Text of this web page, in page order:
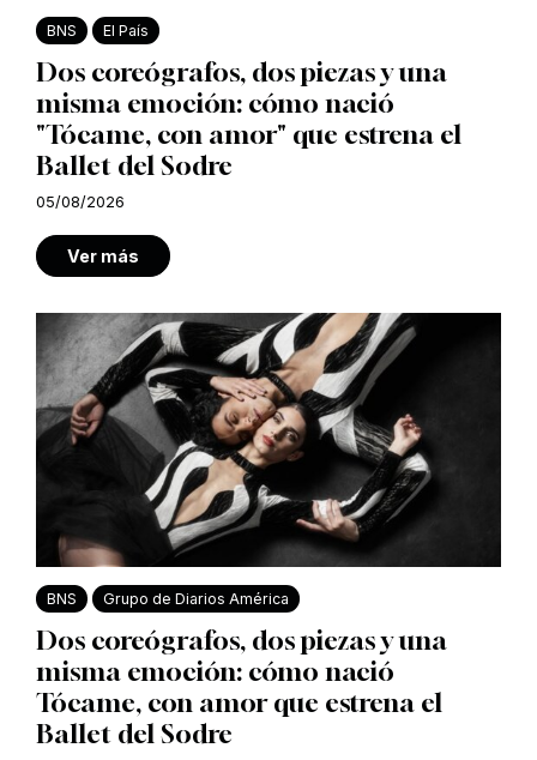
BNS El País
Dos coreógrafos, dos piezas y una
misma emoción: cómo nació
"Tócame, con amor" que estrena el
Ballet del Sodre
05/08/2026
Ver más
BNS Grupo de Diarios América
Dos coreógrafos, dos piezas y una
misma emoción: cómo nació
Tócame, con amor que estrena el
Ballet del Sodre